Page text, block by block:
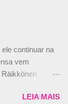
Piquet,
por
O
Senna em
uma oferta
depois de ter
ainda que
continuar na
vem
so that’sLEIA MAIS